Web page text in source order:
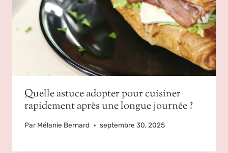
Quelle astuce adopter pour cuisiner
rapidement après une longue journée ?
Par Mélanie Bernard septembre 30, 2025